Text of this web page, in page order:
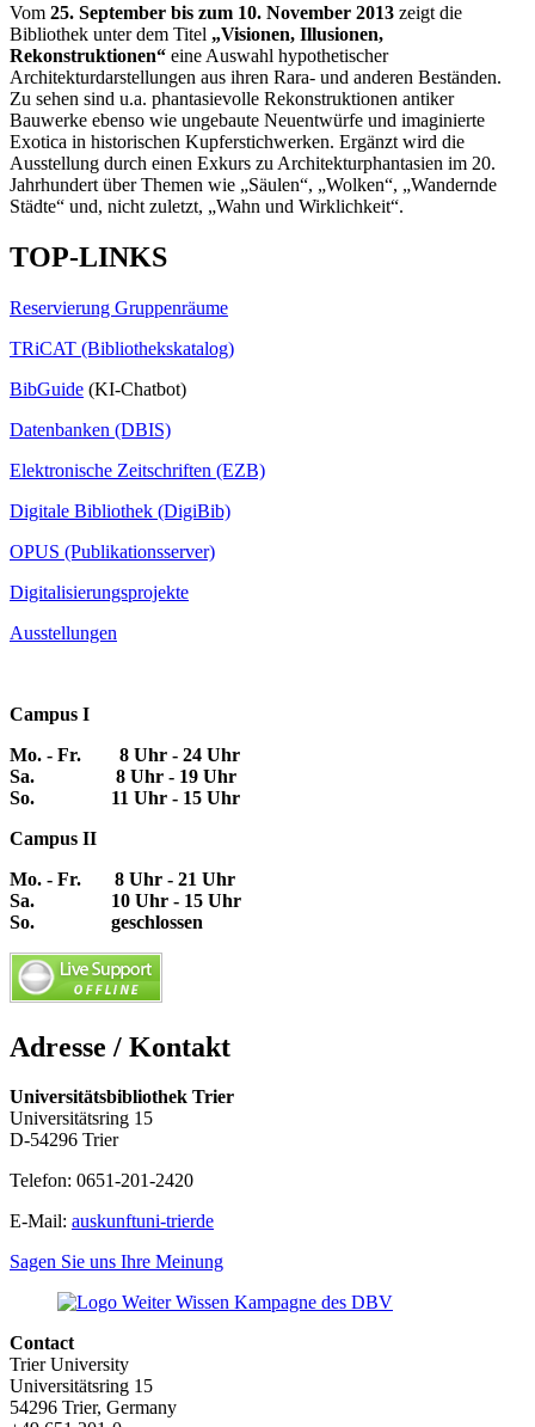
Vom 25. September bis zum 10. November 2013 zeigt die
Bibliothek unter dem Titel „Visionen, Illusionen,
Rekonstruktionen“ eine Auswahl hypothetischer
Architekturdarstellungen aus ihren Rara- und anderen Beständen.
Zu sehen sind u.a. phantasievolle Rekonstruktionen antiker
Bauwerke ebenso wie ungebaute Neuentwürfe und imaginierte
Exotica in historischen Kupferstichwerken. Ergänzt wird die
Ausstellung durch einen Exkurs zu Architekturphantasien im 20.
Jahrhundert über Themen wie „Säulen“, „Wolken“, „Wandernde
Städte“ und, nicht zuletzt, „Wahn und Wirklichkeit“.
TOP-LINKS
Reservierung Gruppenräume
TRiCAT (Bibliothekskatalog)
BibGuide (KI-Chatbot)
Datenbanken (DBIS)
Elektronische Zeitschriften (EZB)
Digitale Bibliothek (DigiBib)
OPUS (Publikationsserver)
Digitalisierungsprojekte
Ausstellungen
Campus I
Mo. - Fr. 8 Uhr - 24 Uhr
Sa. 8 Uhr - 19 Uhr
So. 11 Uhr - 15 Uhr
Campus II
Mo. - Fr. 8 Uhr - 21 Uhr
Sa. 10 Uhr - 15 Uhr
So. geschlossen
Adresse / Kontakt
Universitätsbibliothek Trier
Universitätsring 15
D-54296 Trier
Telefon: 0651-201-2420
E-Mail: auskunftuni-trierde
Sagen Sie uns Ihre Meinung
Contact
Trier University
Universitätsring 15
54296 Trier, Germany